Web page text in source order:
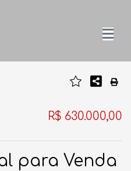
R$ 630.000,00
para Venda